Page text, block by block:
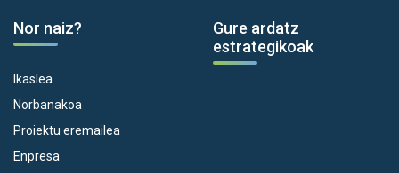
Nor naiz?
Ikaslea
Norbanakoa
Proiektu eremailea
Enpresa
Gure ardatz
estrategikoak